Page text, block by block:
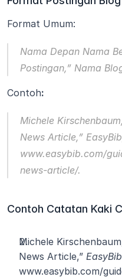
Format Umum:
Nama Depan Nama
Postingan,” Nama
Contoh:
Michele
News Article,” EasyBib
www.easybib.com/
news-article/.
Contoh Catatan Kaki
Michele
News Article,” EasyBib
www.easybib.com/